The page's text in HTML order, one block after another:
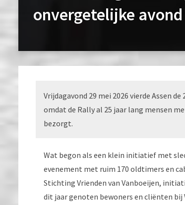
onvergetelijke avond
Vrijdagavond 29 mei 2026 vierde Assen
omdat de Rally al 25 jaar lang mensen
bezorgt.
Wat begon als een klein initiatief met
evenement met ruim 170 oldtimers en
Stichting Vrienden van Vanboeijen,
dit jaar genoten bewoners en cliënten